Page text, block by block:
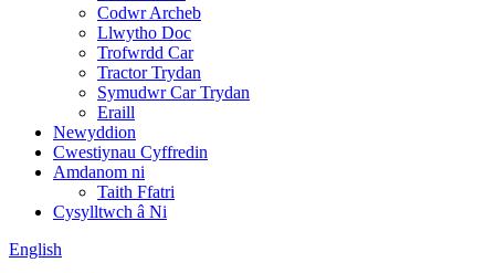
Codwr Archeb
Llwytho Doc
Trofwrdd Car
Tractor Trydan
Symudwr Car Trydan
Eraill
Newyddion
Cwestiynau Cyffredin
Amdanom ni
Taith Ffatri
Cysylltwch â Ni
English